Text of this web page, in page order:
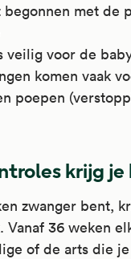
begonnen met de
veilig voor de
komen vaak
poepen
krijg
zwanger bent,
Vanaf 36 weken
of de arts die